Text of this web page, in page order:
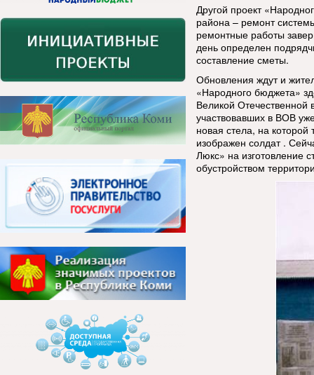
Другой проект
района – ремонт
ремонтные работы
день определен
составление сметы.
Обновления ждут и
«Народного бюджета»
Великой
участвовавших в ВОВ
новая стела, на
изображен солдат .
Люкс» на изготовление
обустройством